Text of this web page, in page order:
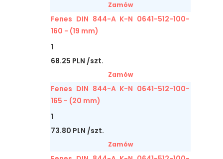
Zamów
Fenes DIN 844-A K-N 0641-512-100-
160 - (19 mm)
1
68.25 PLN /szt.
Zamów
Fenes DIN 844-A K-N 0641-512-100-
165 - (20 mm)
1
73.80 PLN /szt.
Zamów